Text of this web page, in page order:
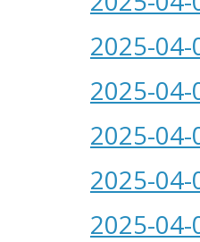
2025-
2025-
2025-
2025-
2025-